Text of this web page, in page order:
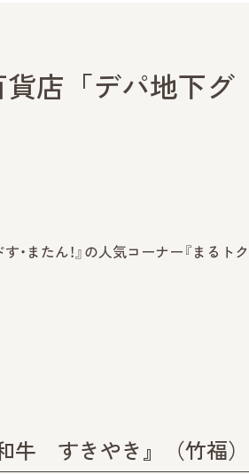
店「デパ地下グ
・またん！』の人気コーナー『まるトク
牛 すきやき』（竹福）